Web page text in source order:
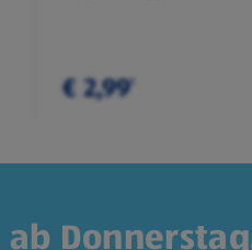
€ 2,99¹